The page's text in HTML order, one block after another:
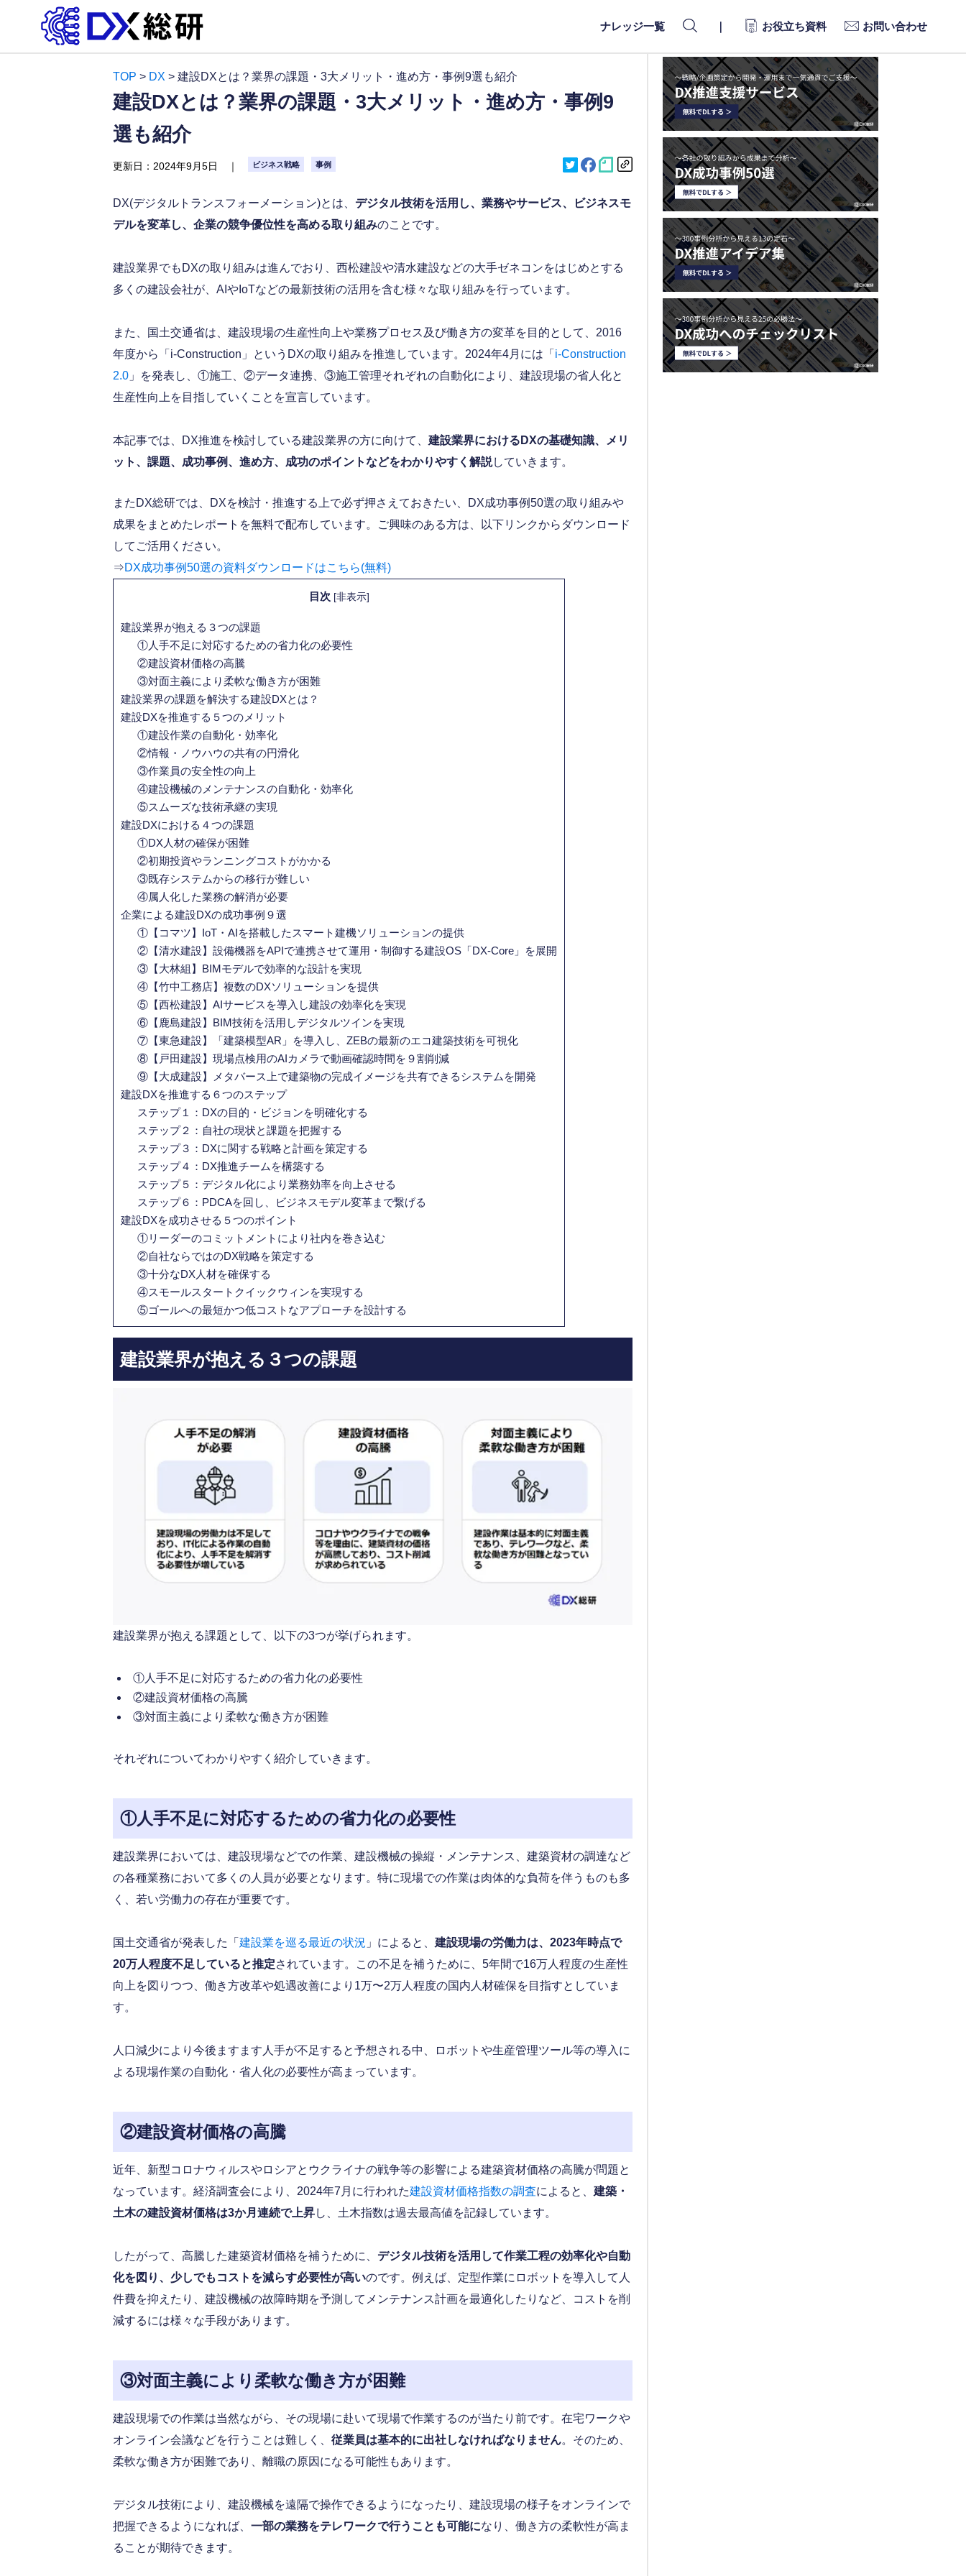
ナレッジ一覧 ｜ お役立ち資料 お問い合わせ
TOP > DX > 建設DXとは？業界の課題・3大メリット・進め方・事例9選も紹介
建設DXとは？業界の課題・3大メリット・進め方・事例9
選も紹介
更新日： 2024年9月5日 ｜ ビジネス戦略 事例
DX(デジタルトランスフォーメーション)とは、 デジタル技術を活用し、業務やサービス、ビジネスモ
デルを変革し、企業の競争優位性を高める取り組みのことです。
建設業界でもDXの取り組みは進んでおり、西松建設や清水建設などの大手ゼネコンをはじめとする
多くの建設会社が、AIやIoTなどの最新技術の活用を含む様々な取り組みを行っています。
また、国土交通省は、建設現場の生産性向上や業務プロセス及び働き方の変革を目的として、2016
年度から「i-Construction」というDXの取り組みを推進しています。2024年4月には「 i-Construction
2.0 」を発表し、①施工、②データ連携、③施工管理それぞれの自動化により、建設現場の省人化と
生産性向上を目指していくことを宣言しています。
本記事では、DX推進を検討している建設業界の方に向けて、 建設業界におけるDXの基礎知識、メリ
ット、課題、成功事例、進め方、成功のポイントなどをわかりやすく解説していきます。
またDX総研では、DXを検討・推進する上で必ず押さえておきたい、DX成功事例50選の取り組みや
成果をまとめたレポートを無料で配布しています。ご興味のある方は、以下リンクからダウンロード
してご活用ください。
⇒DX成功事例50選の資料ダウンロードはこちら(無料)
目次 [非表示]
建設業界が抱える３つの課題
①人手不足に対応するための省力化の必要性
②建設資材価格の高騰
③対面主義により柔軟な働き方が困難
建設業界の課題を解決する建設DXとは？
建設DXを推進する５つのメリット
①建設作業の自動化・効率化
②情報・ノウハウの共有の円滑化
③作業員の安全性の向上
④建設機械のメンテナンスの自動化・効率化
⑤スムーズな技術承継の実現
建設DXにおける４つの課題
①DX人材の確保が困難
②初期投資やランニングコストがかかる
③既存システムからの移行が難しい
④属人化した業務の解消が必要
企業による建設DXの成功事例９選
①【コマツ】IoT・AIを搭載したスマート建機ソリューションの提供
②【清水建設】設備機器をAPIで連携させて運用・制御する建設OS「DX-Core」を展開
③【大林組】BIMモデルで効率的な設計を実現
④【竹中工務店】複数のDXソリューションを提供
⑤【西松建設】AIサービスを導入し建設の効率化を実現
⑥【鹿島建設】BIM技術を活用しデジタルツインを実現
⑦【東急建設】「建築模型AR」を導入し、ZEBの最新のエコ建築技術を可視化
⑧【戸田建設】現場点検用のAIカメラで動画確認時間を９割削減
⑨【大成建設】メタバース上で建築物の完成イメージを共有できるシステムを開発
建設DXを推進する６つのステップ
ステップ１：DXの目的・ビジョンを明確化する
ステップ２：自社の現状と課題を把握する
ステップ３：DXに関する戦略と計画を策定する
ステップ４：DX推進チームを構築する
ステップ５：デジタル化により業務効率を向上させる
ステップ６：PDCAを回し、ビジネスモデル変革まで繋げる
建設DXを成功させる５つのポイント
①リーダーのコミットメントにより社内を巻き込む
②自社ならではのDX戦略を策定する
③十分なDX人材を確保する
④スモールスタートクイックウィンを実現する
⑤ゴールへの最短かつ低コストなアプローチを設計する
建設業界が抱える３つの課題
建設業界が抱える課題として、以下の3つが挙げられます。
①人手不足に対応するための省力化の必要性
②建設資材価格の高騰
③対面主義により柔軟な働き方が困難
それぞれについてわかりやすく紹介していきます。
①人手不足に対応するための省力化の必要性
建設業界においては、建設現場などでの作業、建設機械の操縦・メンテナンス、建築資材の調達など
の各種業務において多くの人員が必要となります。特に現場での作業は肉体的な負荷を伴うものも多
く、若い労働力の存在が重要です。
国土交通省が発表した「 建設業を巡る最近の状況 」によると、 建設現場の労働力は、2023年時点で
20万人程度不足していると推定されています。この不足を補うために、5年間で16万人程度の生産性
向上を図りつつ、働き方改革や処遇改善により1万〜2万人程度の国内人材確保を目指すとしていま
す。
人口減少により今後ますます人手が不足すると予想される中、ロボットや生産管理ツール等の導入に
よる現場作業の自動化・省人化の必要性が高まっています。
②建設資材価格の高騰
近年、新型コロナウィルスやロシアとウクライナの戦争等の影響による建築資材価格の高騰が問題と
なっています。経済調査会により、2024年7月に行われた建設資材価格指数の調査によると、 建築・
土木の建設資材価格は3か月連続で上昇し、土木指数は過去最高値を記録しています。
したがって、高騰した建築資材価格を補うために、 デジタル技術を活用して作業工程の効率化や自動
化を図り、少しでもコストを減らす必要性が高いのです。例えば、定型作業にロボットを導入して人
件費を抑えたり、建設機械の故障時期を予測してメンテナンス計画を最適化したりなど、コストを削
減するには様々な手段があります。
③対面主義により柔軟な働き方が困難
建設現場での作業は当然ながら、その現場に赴いて現場で作業するのが当たり前です。在宅ワークや
オンライン会議などを行うことは難しく、 従業員は基本的に出社しなければなりません。そのため、
柔軟な働き方が困難であり、離職の原因になる可能性もあります。
デジタル技術により、建設機械を遠隔で操作できるようになったり、建設現場の様子をオンラインで
把握できるようになれば、 一部の業務をテレワークで行うことも可能になり、働き方の柔軟性が高ま
ることが期待できます。